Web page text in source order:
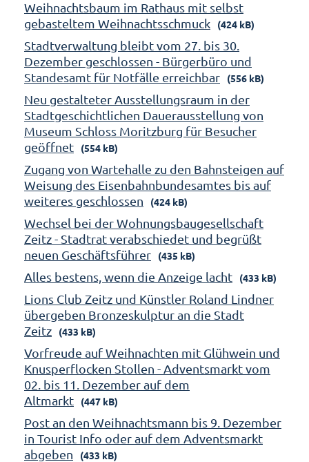
Weihnachtsbaum im Rathaus mit selbst
gebasteltem Weihnachtsschmuck
(424 kB)
Stadtverwaltung bleibt vom 27. bis 30.
Dezember geschlossen - Bürgerbüro und
Standesamt für Notfälle erreichbar
(556 kB)
Neu gestalteter Ausstellungsraum in der
Stadtgeschichtlichen Dauerausstellung von
Museum Schloss Moritzburg für Besucher
geöffnet
(554 kB)
Zugang von Wartehalle zu den Bahnsteigen auf
Weisung des Eisenbahnbundesamtes bis auf
weiteres geschlossen
(424 kB)
Wechsel bei der Wohnungsbaugesellschaft
Zeitz - Stadtrat verabschiedet und begrüßt
neuen Geschäftsführer
(435 kB)
Alles bestens, wenn die Anzeige lacht (433 kB)
Lions Club Zeitz und Künstler Roland Lindner
übergeben Bronzeskulptur an die Stadt
Zeitz
(433 kB)
Vorfreude auf Weihnachten mit Glühwein und
Knusperflocken Stollen - Adventsmarkt vom
02. bis 11. Dezember auf dem
Altmarkt
(447 kB)
Post an den Weihnachtsmann bis 9. Dezember
in Tourist Info oder auf dem Adventsmarkt
abgeben
(433 kB)